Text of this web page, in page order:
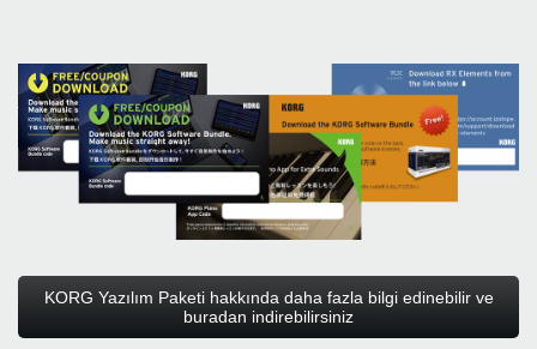
KORG Yazılım Paketi hakkında daha fazla bilgi edinebilir ve
buradan indirebilirsiniz